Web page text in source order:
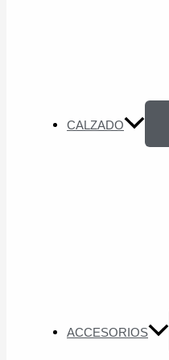
CALZADO
ACCESORIOS